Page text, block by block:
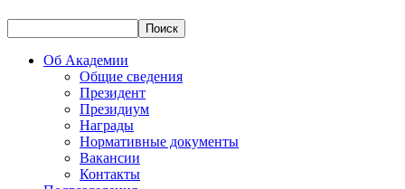
Об Академии
Общие сведения
Президент
Президиум
Награды
Нормативные документы
Вакансии
Контакты